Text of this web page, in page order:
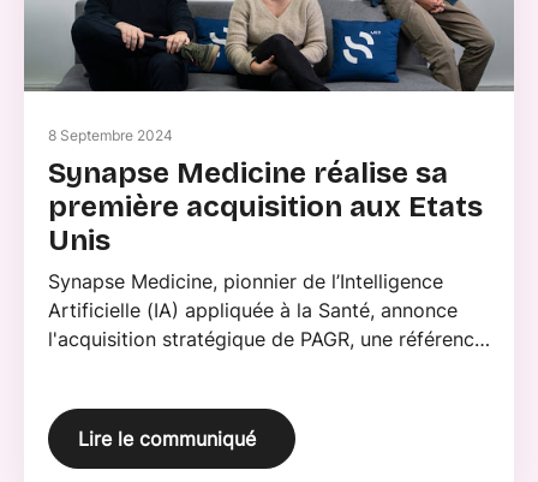
8 Septembre 2024
Synapse Medicine réalise sa
première acquisition aux Etats
Unis
Synapse Medicine, pionnier de l’Intelligence
Artificielle (IA) appliquée à la Santé, annonce
l'acquisition stratégique de PAGR, une référence
Lire le communiqué